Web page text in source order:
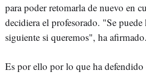
para poder retomarla de nuevo en
decidiera el profesorado. "Se puede
siguiente si queremos", ha afirmado.
Es por ello por lo que ha defendido